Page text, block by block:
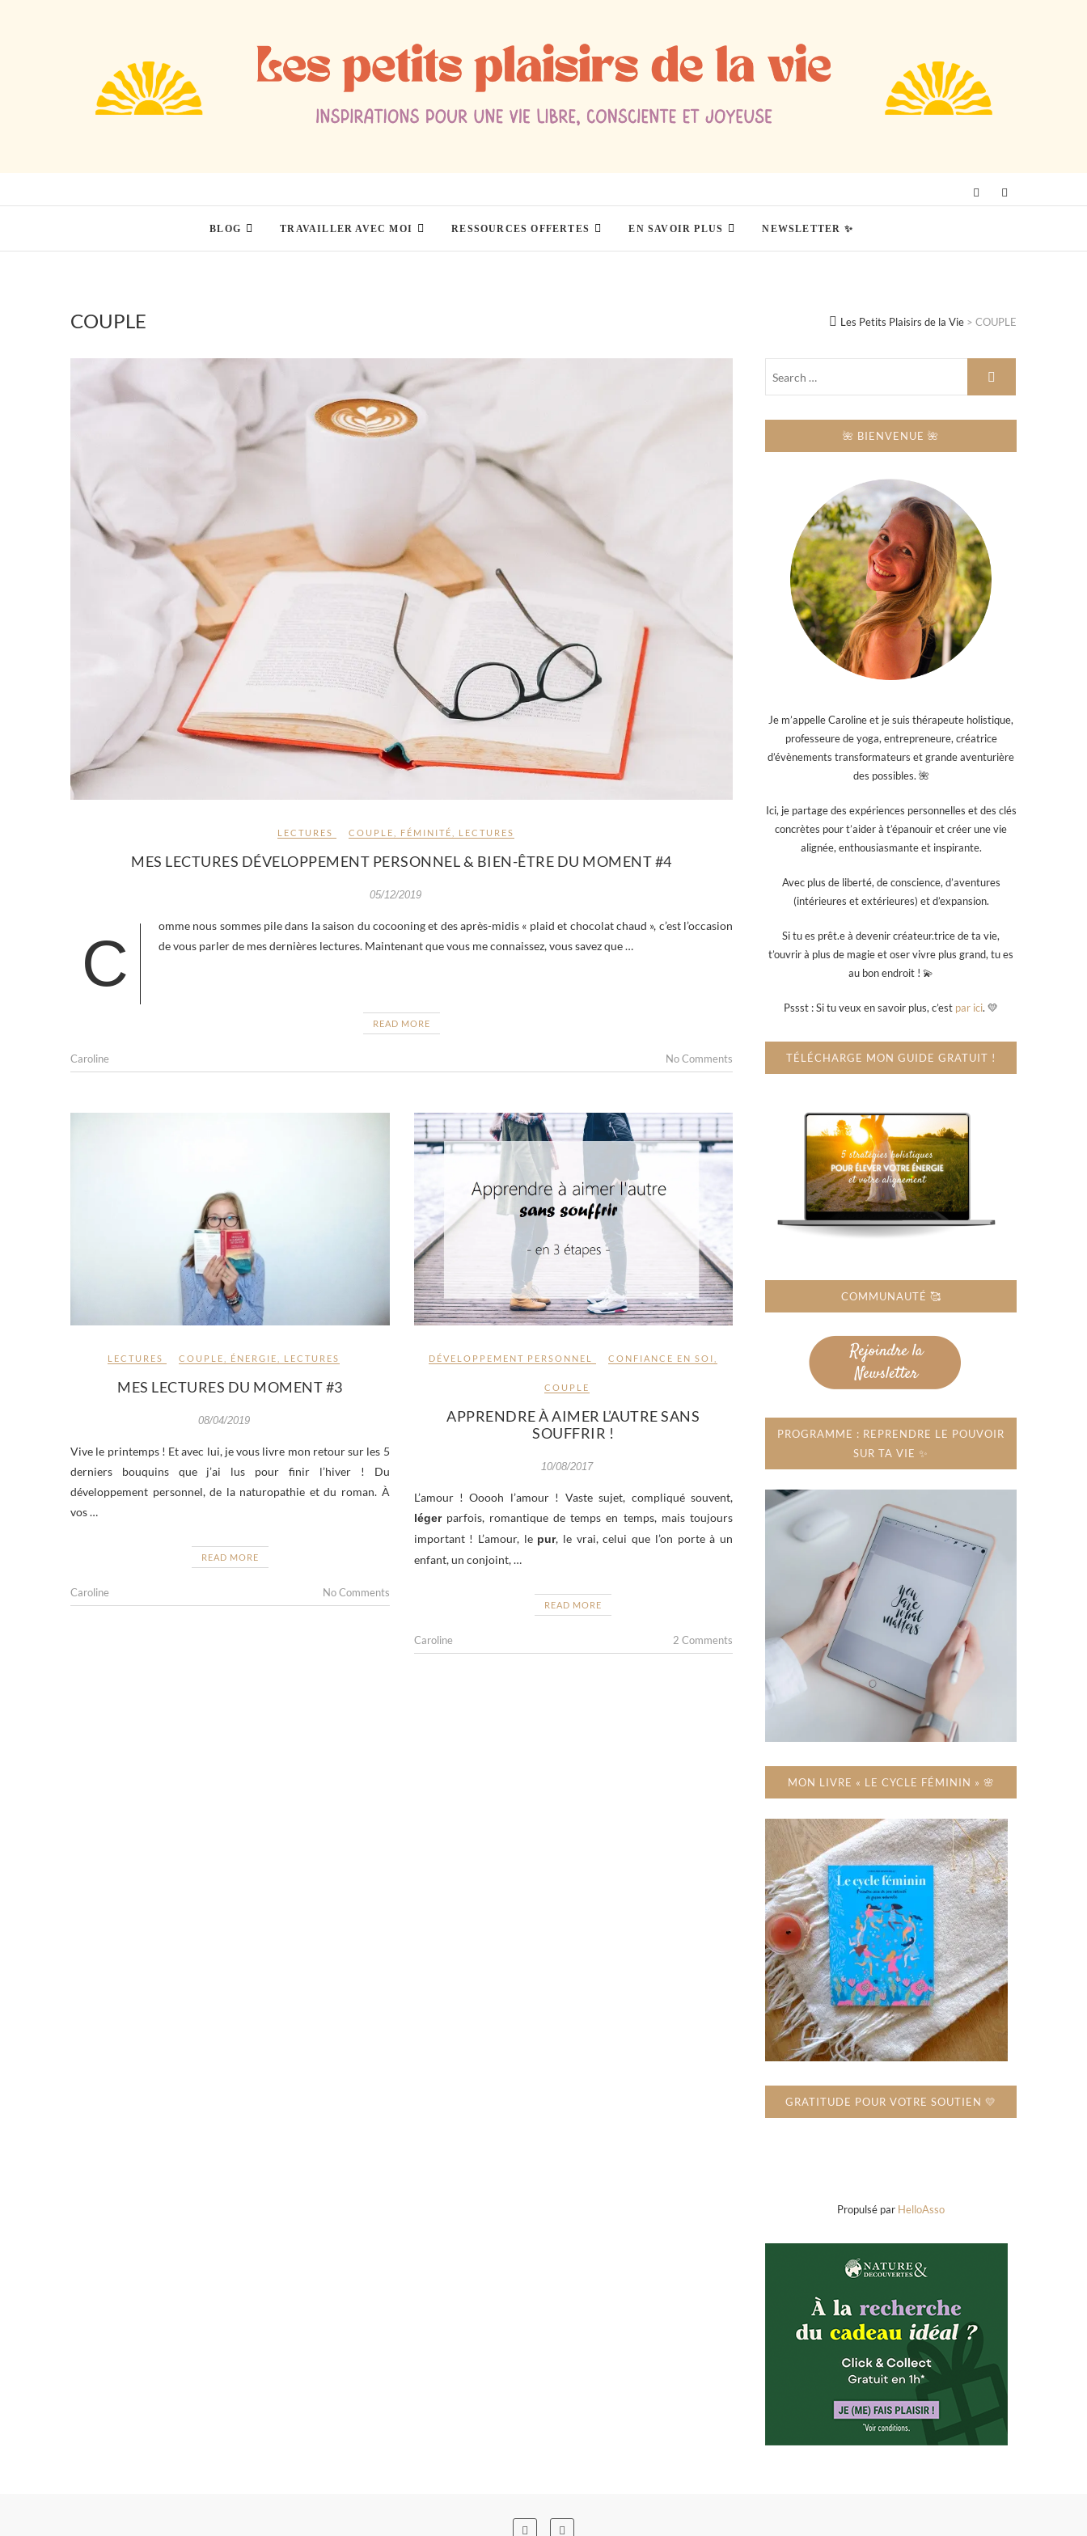
BLOG TRAVAILLER AVEC MOI RESSOURCES OFFERTES EN SAVOIR PLUS NEWSLETTER ✨
COUPLE Les Petits Plaisirs de la Vie > COUPLE
LECTURES COUPLE FÉMINITÉ LECTURES
MES LECTURES DÉVELOPPEMENT PERSONNEL & BIEN-ÊTRE DU MOMENT #4
05/12/2019
C
omme nous sommes pile dans la saison du cocooning et des après-midis « plaid et chocolat chaud », c’est l’occasion
de vous parler de mes dernières lectures. Maintenant que vous me connaissez, vous savez que …
READ MORE
Caroline No Comments
LECTURES COUPLE ÉNERGIE LECTURES
MES LECTURES DU MOMENT #3
08/04/2019
Vive le printemps ! Et avec lui, je vous livre mon retour sur les 5
derniers bouquins que j’ai lus pour finir l’hiver ! Du
développement personnel, de la naturopathie et du roman. À
vos …
READ MORE
Caroline No Comments
DÉVELOPPEMENT PERSONNEL CONFIANCE EN SOI
COUPLE
APPRENDRE À AIMER L’AUTRE SANS
SOUFFRIR !
10/08/2017
L’amour ! Ooooh l’amour ! Vaste sujet, compliqué souvent,
légerparfois, romantique de temps en temps, mais toujours
important ! L’amour, le pur, le vrai, celui que l’on porte à un
enfant, un conjoint, …
READ MORE
Caroline 2 Comments
🌺 BIENVENUE 🌺
Je m’appelle Caroline et je suis thérapeute holistique,
professeure de yoga, entrepreneure, créatrice
d’évènements transformateurs et grande aventurière
des possibles. 🌺
Ici, je partage des expériences personnelles et des clés
concrètes pour t’aider à t’épanouir et créer une vie
alignée, enthousiasmante et inspirante.
Avec plus de liberté, de conscience, d’aventures
(intérieures et extérieures) et d’expansion.
Si tu es prêt.e à devenir créateur.trice de ta vie,
t’ouvrir à plus de magie et oser vivre plus grand, tu es
au bon endroit ! 💫
Pssst : Si tu veux en savoir plus, c’est par ici. 💛
TÉLÉCHARGE MON GUIDE GRATUIT !
COMMUNAUTÉ 🥰
PROGRAMME : REPRENDRE LE POUVOIR
SUR TA VIE ✨
MON LIVRE « LE CYCLE FÉMININ » 🌸
GRATITUDE POUR VOTRE SOUTIEN 💛
Propulsé par HelloAsso